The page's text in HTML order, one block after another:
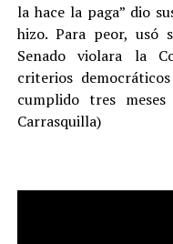
la hace la paga” dio
hizo. Para peor, usó
Senado violara la
criterios
cumplido tres
Carrasquilla)